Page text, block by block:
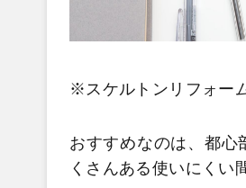
※スケルトンリフォー
おすすめなのは、都心
くさんある使いにくい